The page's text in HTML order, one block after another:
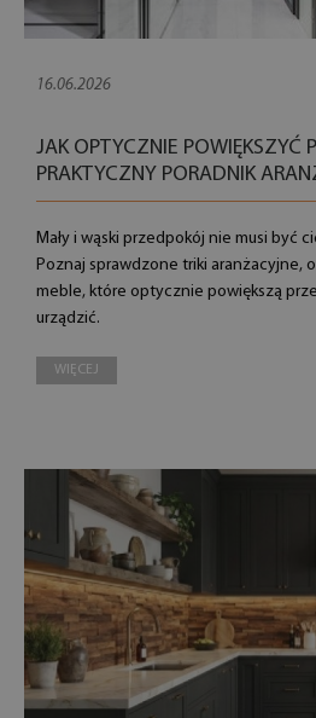
16.06.2026
JAK OPTYCZNIE POWIĘKSZYĆ
PRAKTYCZNY PORADNIK
Mały i wąski przedpokój nie musi być
Poznaj sprawdzone triki aranżacyjne,
meble, które optycznie powiększą
urządzić.
WIĘCEJ